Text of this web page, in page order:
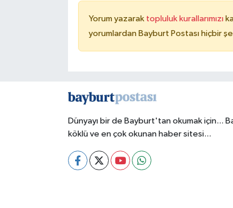
Yorum yazarak topluluk kurallarımızı
yorumlardan Bayburt Postası hiçbir
Dünyayı bir de Bayburt'tan okumak için...
köklü ve en çok okunan haber sitesi...